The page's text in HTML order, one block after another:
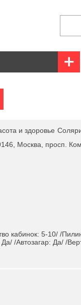
и здоровье
Москва, просп.
кабинок: 5-10/ /
/Автозагар: Да/ /